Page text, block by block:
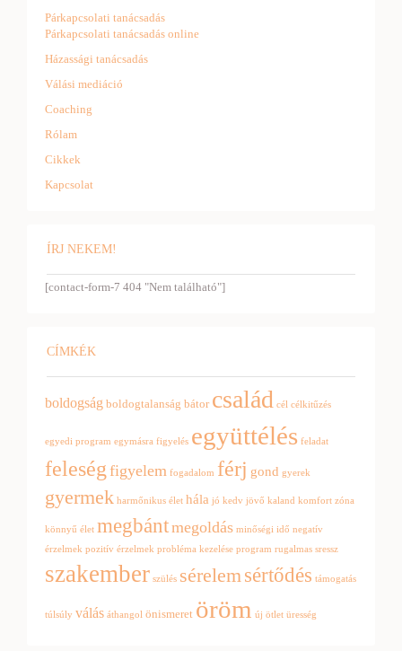
Párkapcsolati tanácsadás
Párkapcsolati tanácsadás online
Házassági tanácsadás
Válási mediáció
Coaching
Rólam
Cikkek
Kapcsolat
ÍRJ NEKEM!
[contact-form-7 404 "Nem található"]
CÍMKÉK
boldogság boldogtalanság bátor család cél célkitűzés
egyedi program egymásra figyelés együttélés feladat
feleség figyelem fogadalom férj gond gyerek
gyermek harmőnikus élet hála jó kedv jövő kaland komfort zóna
könnyű élet megbántmegoldás minőségi idő negatív
érzelmek pozitív érzelmek probléma kezelése program rugalmas sressz
szakember szülés sérelem sértődés támogatás
túlsúly válás áthangol önismeret öröm új ötlet üresség